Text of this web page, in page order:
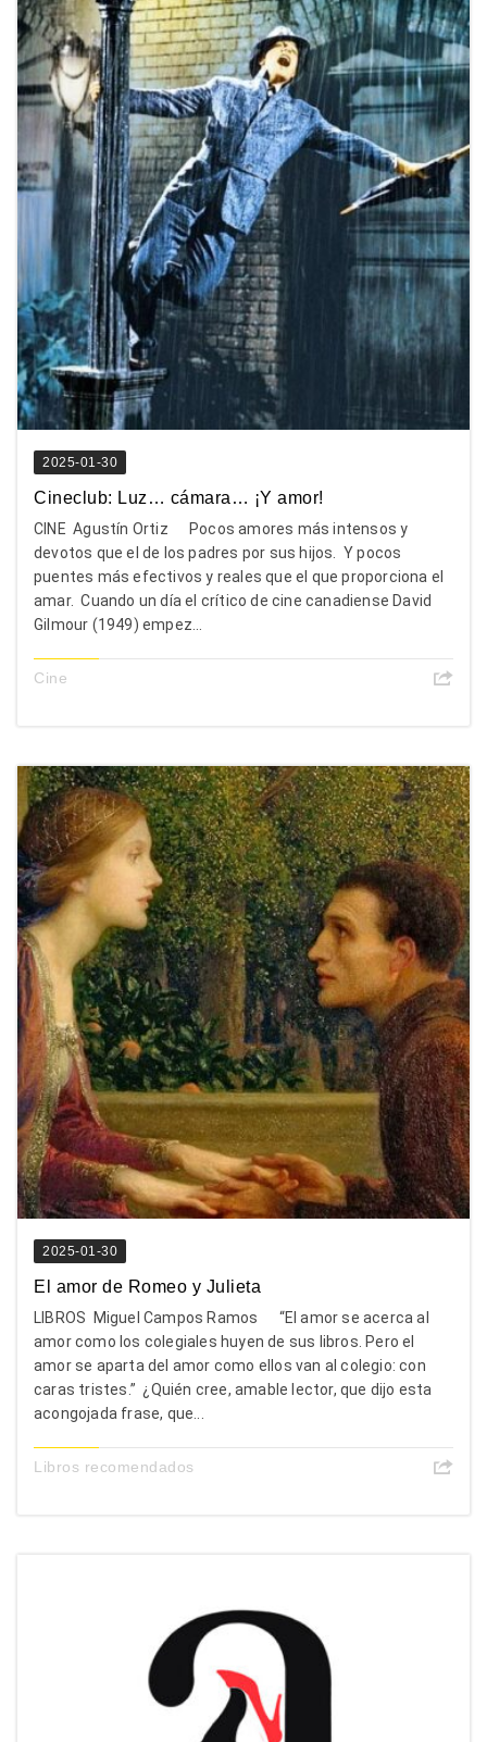
2025-01-30
Cineclub: Luz… cámara… ¡Y amor!
CINE Agustín Ortiz Pocos amores más intensos y
devotos que el de los padres por sus hijos. Y pocos
puentes más efectivos y reales que el que proporciona el
amar. Cuando un día el crítico de cine canadiense David
Gilmour (1949) empez...
Cine
2025-01-30
El amor de Romeo y Julieta
LIBROS Miguel Campos Ramos “El amor se acerca al
amor como los colegiales huyen de sus libros. Pero el
amor se aparta del amor como ellos van al colegio: con
caras tristes.” ¿Quién cree, amable lector, que dijo esta
acongojada frase, que...
Libros recomendados